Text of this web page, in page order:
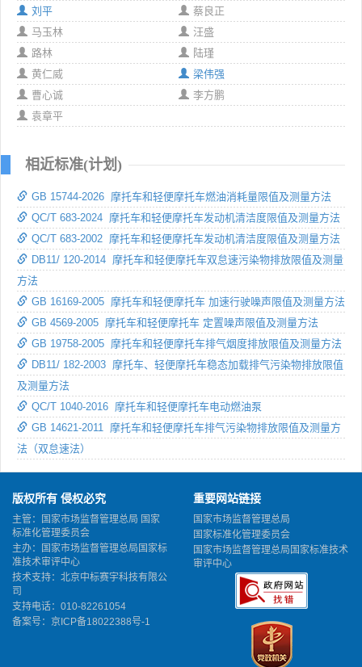
刘平
蔡良正
马玉林
汪盛
路林
陆瑾
黄仁威
梁伟强
曹心诚
李方鹏
袁章平
相近标准(计划)
GB 15744-2026 摩托车和轻便摩托车燃油消耗量限值及测量方法
QC/T 683-2024 摩托车和轻便摩托车发动机清洁度限值及测量方法
QC/T 683-2002 摩托车和轻便摩托车发动机清洁度限值及测量方法
DB11/ 120-2014 摩托车和轻便摩托车双怠速污染物排放限值及测量
方法
GB 16169-2005 摩托车和轻便摩托车 加速行驶噪声限值及测量方法
GB 4569-2005 摩托车和轻便摩托车 定置噪声限值及测量方法
GB 19758-2005 摩托车和轻便摩托车排气烟度排放限值及测量方法
DB11/ 182-2003 摩托车、轻便摩托车稳态加载排气污染物排放限值
及测量方法
QC/T 1040-2016 摩托车和轻便摩托车电动燃油泵
GB 14621-2011 摩托车和轻便摩托车排气污染物排放限值及测量方
法（双怠速法）
版权所有 侵权必究
主管：国家市场监督管理总局 国家
标准化管理委员会
主办：国家市场监督管理总局国家标
准技术审评中心
技术支持：北京中标赛宇科技有限公
司
支持电话：010-82261054
备案号： 京ICP备18022388号-1
重要网站链接
国家市场监督管理总局
国家标准化管理委员会
国家市场监督管理总局国家标准技术
审评中心